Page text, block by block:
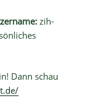
zih-
Dann schau